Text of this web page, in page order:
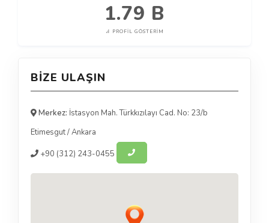
1.79 B
PROFIL GÖSTERIM
BIZE ULAŞIN
Merkez: İstasyon Mah. Türkkızılayı Cad. No: 23/b
Etimesgut/Ankara
+90 (312) 243-0455